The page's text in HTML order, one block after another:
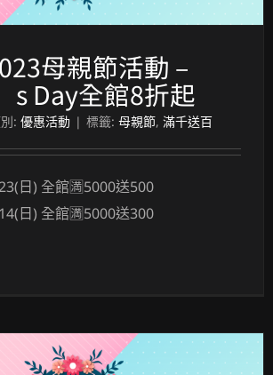
母親節活動 –
Day全館8折起
: 優惠活動 | 標籤: 母親節, 滿千送百
日) 全館🈵5000送500
日) 全館🈵5000送300